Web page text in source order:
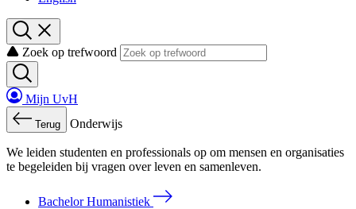
Zoek op trefwoord
Mijn UvH
Terug Onderwijs
We leiden studenten en professionals op om mensen en organisaties
te begeleiden bij vragen over leven en samenleven.
Bachelor Humanistiek